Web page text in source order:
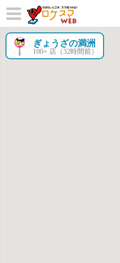
ぎょうざの満洲
100+ 店（32時間前）